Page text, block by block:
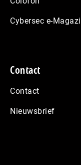
Cybersec e-
Contact
Contact
Nieuwsbrief